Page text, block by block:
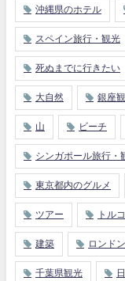
沖縄県のホテル
スペイン旅行・観光
死ぬまでに行きたい
大自然 銀座
山 ビーチ
シンガポール旅行・
東京都内のグルメ
ツアー トル
建築 ロンド
千葉県観光